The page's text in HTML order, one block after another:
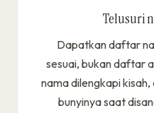
Telusuri
Dapatkan daftar
sesuai, bukan daftar
nama dilengkapi
bunyinya saat